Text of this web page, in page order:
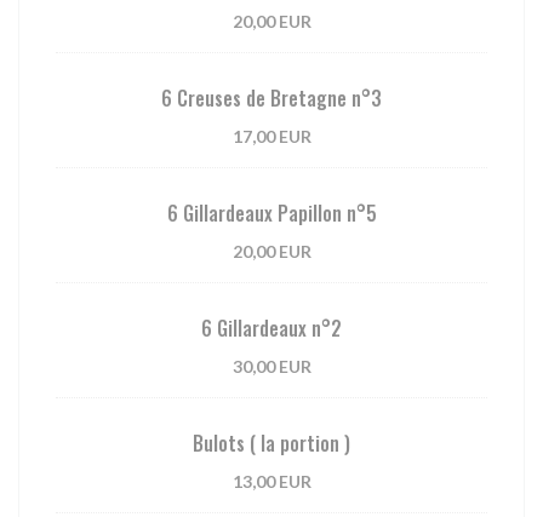
20,00 EUR
6 Creuses de Bretagne n°3
17,00 EUR
6 Gillardeaux Papillon n°5
20,00 EUR
6 Gillardeaux n°2
30,00 EUR
Bulots ( la portion )
13,00 EUR